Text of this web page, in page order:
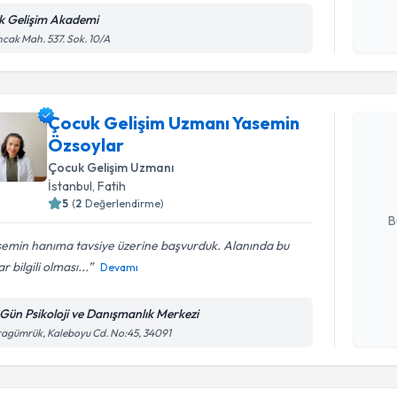
Gelişim Akademi
Mah. 537. Sok. 10/A
Çocuk Gelişim Uzmanı Yasemin
Özsoylar
Çocuk Gelişim Uzmanı
İstanbul,Fatih
5 (2 Değerlendirme)
hanıma tavsiye üzerine başvurduk. Alanında bu
bilgili olması...
Devamı
Psikoloji ve Danışmanlık Merkezi
Kaleboyu Cd. No:45, 34091
Randevu
Çocuk